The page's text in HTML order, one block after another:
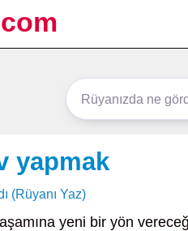
yapmak
(Rüyanı Yaz)
yeni bir yön